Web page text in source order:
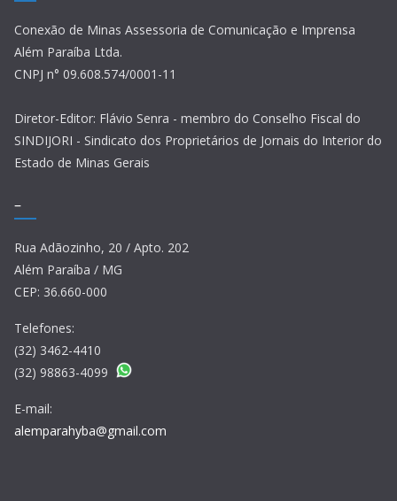
Conexão de Minas Assessoria de Comunicação e Imprensa
Além Paraíba Ltda.
CNPJ n° 09.608.574/0001-11
Diretor-Editor: Flávio Senra - membro do Conselho Fiscal do
SINDIJORI - Sindicato dos Proprietários de Jornais do Interior do
Estado de Minas Gerais
–
Rua Adãozinho, 20 / Apto. 202
Além Paraíba / MG
CEP: 36.660-000
Telefones:
(32) 3462-4410
(32) 98863-4099
E-mail:
alemparahyba@gmail.com